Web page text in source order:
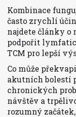
Kombinace
často zrychlí
najdete články o
podpořit
TCM pro lepší
Co může
akutních bolestí
chronických
návštěv a
rozumný